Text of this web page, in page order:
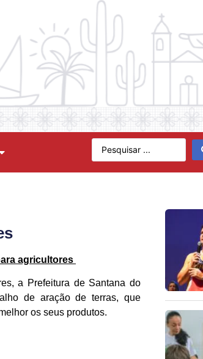
agricultores
a Prefeitura de Santana do
de aração de terras, que
os seus produtos.